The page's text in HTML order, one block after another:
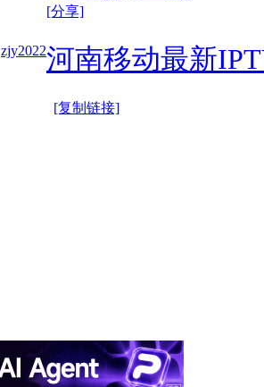
zjy2022
[分享]
河南移动最新
[复制链接]